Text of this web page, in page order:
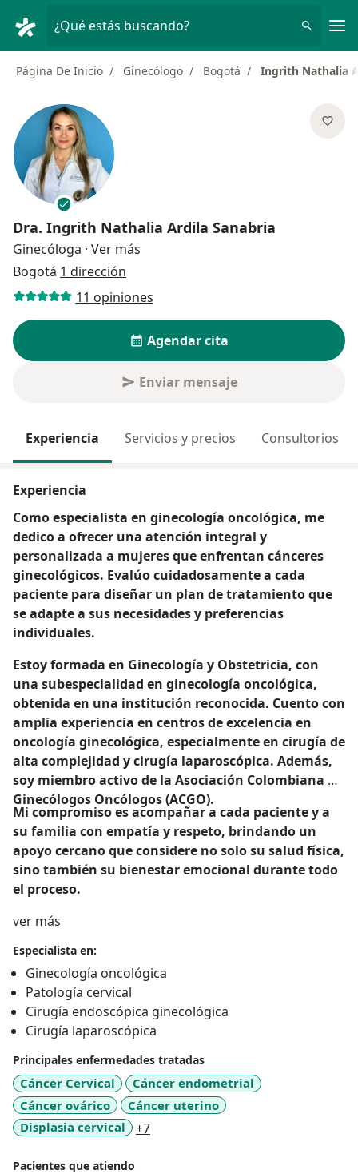
¿Qué estás buscando?
Página De Inicio Ginecólogo Bogotá Ingrith Nathalia
Dra. Ingrith Nathalia Ardila Sanabria
Ginecóloga · Ver más
Bogotá 1 dirección
11 opiniones
Agendar cita
Enviar mensaje
Experiencia Servicios y precios Consultorios
Experiencia
Como especialista en ginecología oncológica, me
dedico a ofrecer una atención integral y
personalizada a mujeres que enfrentan cánceres
ginecológicos. Evalúo cuidadosamente a cada
paciente para diseñar un plan de tratamiento que
se adapte a sus necesidades y preferencias
individuales.
Estoy formada en Ginecología y Obstetricia, con
una subespecialidad en ginecología oncológica,
obtenida en una institución reconocida. Cuento con
amplia experiencia en centros de excelencia en
oncología ginecológica, especialmente en cirugía de
alta complejidad y cirugía laparoscópica. Además,
soy miembro activo de la Asociación Colombiana de
Ginecólogos Oncólogos (ACGO).
Mi compromiso es acompañar a cada paciente y a
su familia con empatía y respeto, brindando un
apoyo cercano que considere no solo su salud física,
sino también su bienestar emocional durante todo
el proceso.
ver más
Especialista en:
Ginecología oncológica
Patología cervical
Cirugía endoscópica ginecológica
Cirugía laparoscópica
Principales enfermedades tratadas
Cáncer Cervical
Cáncer endometrial
Cáncer ovárico
Cáncer uterino
Displasia cervical
+7a11y_sr_more_diseases
Pacientes que atiendo